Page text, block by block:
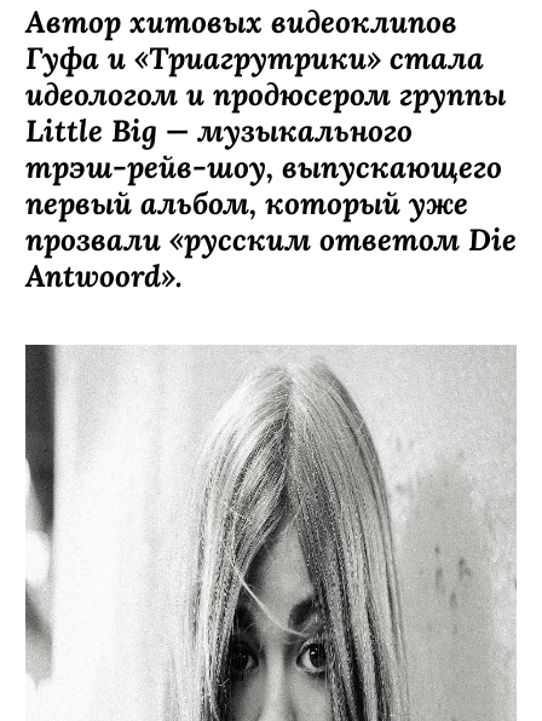
Автор хитовых видеоклипов
Гуфа и «Триагрутрики» стала
идеологом и продюсером группы
Little Big — музыкального
трэш-рейв-шоу, выпускающего
первый альбом, который уже
прозвали «русским ответом Die
Antwoord».